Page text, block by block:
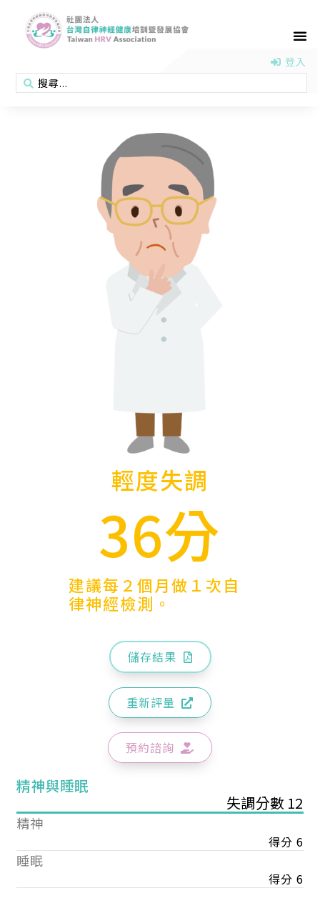
登入
輕度失調
36分
建議每２個月做１次自
律神經檢測。
儲存結果
重新評量
預約諮詢
精神與睡眠
失調分數 12
精神
得分 6
睡眠
得分 6